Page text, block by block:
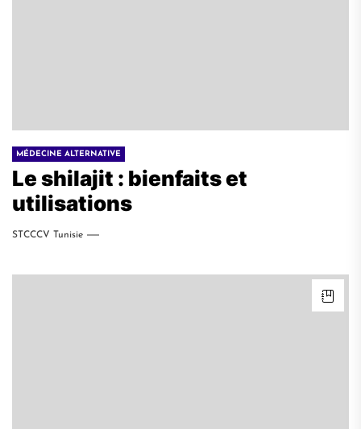
MÉDECINE ALTERNATIVE
Le shilajit : bienfaits et
utilisations
STCCCV Tunisie